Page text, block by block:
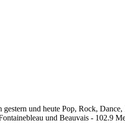
und heute Pop, Rock,
und Beauvais - 102.9